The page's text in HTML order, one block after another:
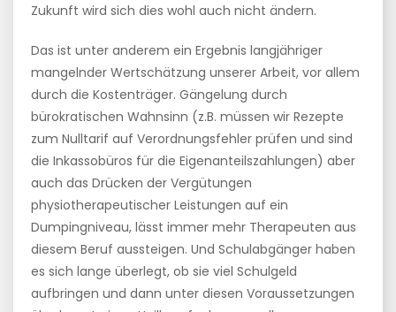
Zukunft wird sich dies wohl auch nicht ändern.
Das ist unter anderem ein Ergebnis langjähriger
mangelnder Wertschätzung unserer Arbeit, vor allem
durch die Kostenträger. Gängelung durch
bürokratischen Wahnsinn (z.B. müssen wir Rezepte
zum Nulltarif auf Verordnungsfehler prüfen und sind
die Inkassobüros für die Eigenanteilszahlungen) aber
auch das Drücken der Vergütungen
physiotherapeutischer Leistungen auf ein
Dumpingniveau, lässt immer mehr Therapeuten aus
diesem Beruf aussteigen. Und Schulabgänger haben
es sich lange überlegt, ob sie viel Schulgeld
aufbringen und dann unter diesen Voraussetzungen